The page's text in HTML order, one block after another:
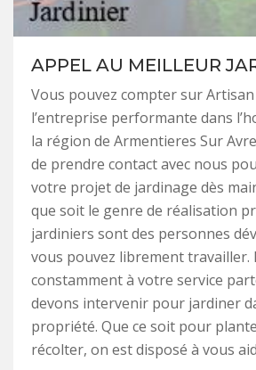
APPEL AU MEILLEUR
Vous pouvez compter sur
l’entreprise performante dans
la région de Armentieres Sur
de prendre contact avec nous
votre projet de jardinage dès
que soit le genre de réalisation
jardiniers sont des personnes
vous pouvez librement travailler.
constamment à votre service
devons intervenir pour jardiner
propriété. Que ce soit pour
récolter, on est disposé à vous